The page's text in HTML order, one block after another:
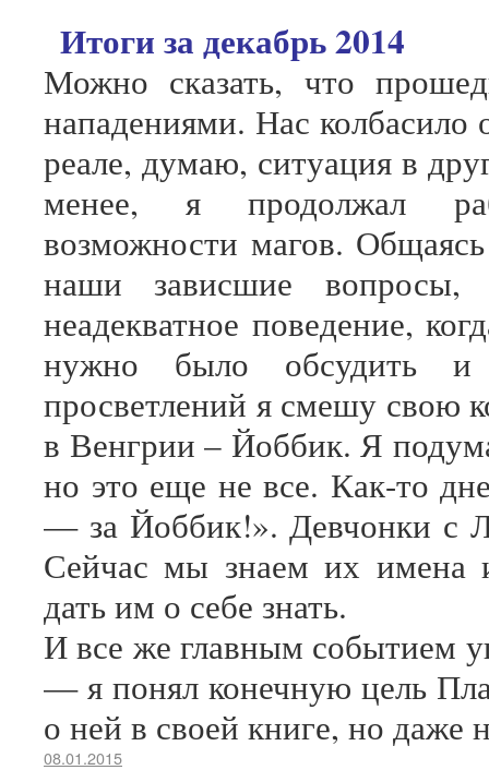
Итоги за декабрь 2014
Можно сказать, что
нападениями. Нас колбасило
реале, думаю, ситуация в
менее, я продолжал
возможности магов.
наши зависшие
неадекватное поведение,
нужно было обсудить и
просветлений я смешу свою
в Венгрии – Йоббик. Я
но это еще не все. Как-то
— за Йоббик!». Девчонки с
Сейчас мы знаем их имена
дать им о себе знать.
И все же главным событием
— я понял конечную цель
о ней в своей книге, но даже
08.01.2015